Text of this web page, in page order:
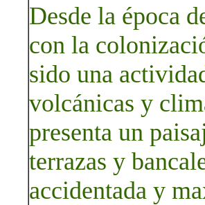
Desde la época
con la
sido una
volcánicas y
presenta un
terrazas y
accidentada y